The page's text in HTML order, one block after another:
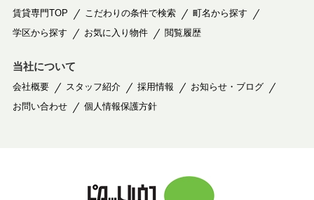
賃貸専門TOP こだわりの条件で検索
町名から探す
学区から探す
お気に入り物件 閲覧履歴
当社について
会社概要 スタッフ紹介 採用情報
お知らせ・ブログ
お問い合わせ
個人情報保護方針